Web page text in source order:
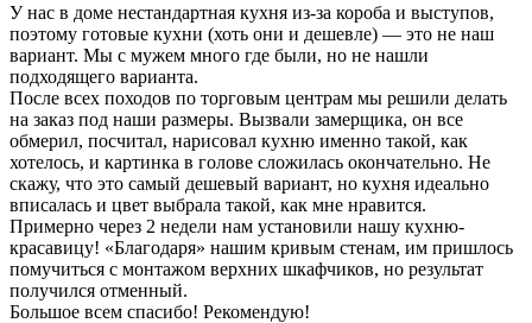
У нас в доме нестандартная кухня из-за короба и выступов,
поэтому готовые кухни (хоть они и дешевле) — это не наш
вариант. Мы с мужем много где были, но не нашли
подходящего варианта.
После всех походов по торговым центрам мы решили делать
на заказ под наши размеры. Вызвали замерщика, он все
обмерил, посчитал, нарисовал кухню именно такой, как
хотелось, и картинка в голове сложилась окончательно. Не
скажу, что это самый дешевый вариант, но кухня идеально
вписалась и цвет выбрала такой, как мне нравится.
Примерно через 2 недели нам установили нашу кухню-
красавицу! «Благодаря» нашим кривым стенам, им пришлось
помучиться с монтажом верхних шкафчиков, но результат
получился отменный.
Большое всем спасибо! Рекомендую!